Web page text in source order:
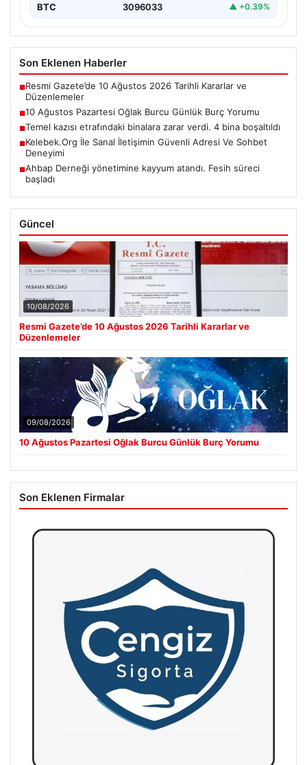
BTC 3096033 ▲ +0.39%
Son Eklenen Haberler
■Resmi Gazete’de 10 Ağustos 2026 Tarihli Kararlar ve
Düzenlemeler
■10 Ağustos Pazartesi Oğlak Burcu Günlük Burç Yorumu
■Temel kazısı etrafındaki binalara zarar verdi. 4 bina boşaltıldı
■Kelebek.Org İle Sanal İletişimin Güvenli Adresi Ve Sohbet
Deneyimi
■Ahbap Derneği yönetimine kayyum atandı. Fesih süreci
başladı
Güncel
10/08/2026
Resmi Gazete’de 10 Ağustos 2026 Tarihli Kararlar ve
Düzenlemeler
09/08/2026
10 Ağustos Pazartesi Oğlak Burcu Günlük Burç Yorumu
Son Eklenen Firmalar